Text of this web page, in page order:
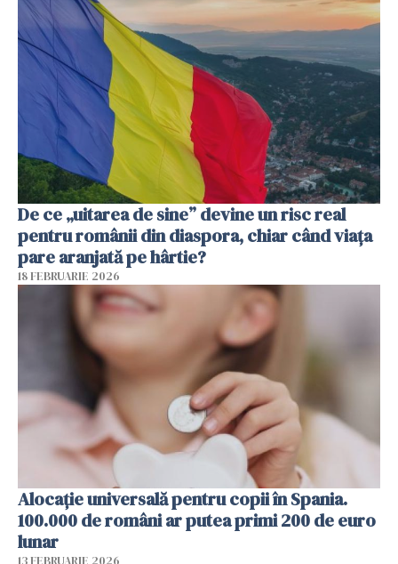
De ce „uitarea de sine” devine un risc real
pentru românii din diaspora, chiar când viața
pare aranjată pe hârtie?
18 FEBRUARIE 2026
Alocație universală pentru copii în Spania.
100.000 de români ar putea primi 200 de euro
lunar
13 FEBRUARIE 2026